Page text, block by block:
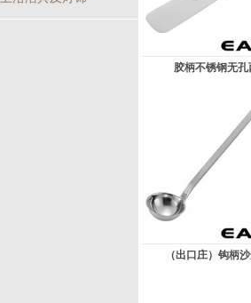
胶柄不锈钢无孔
（出口庄）钩柄